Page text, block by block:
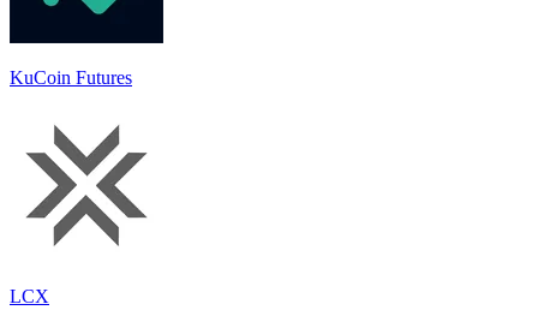
KuCoin Futures
LCX